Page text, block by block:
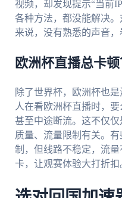
视频，却发现提示“当前
各种方法，都没能解决
来说，没有熟悉的声音，
欧洲杯直播总卡
除了世界杯，欧洲杯也
人在看欧洲杯直播时，要
甚至中途断流。这不仅
质量、流量限制有关。
制，但线路不稳定，流
卡，让观赛体验大打折扣